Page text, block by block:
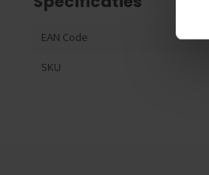
EAN Code
SKU